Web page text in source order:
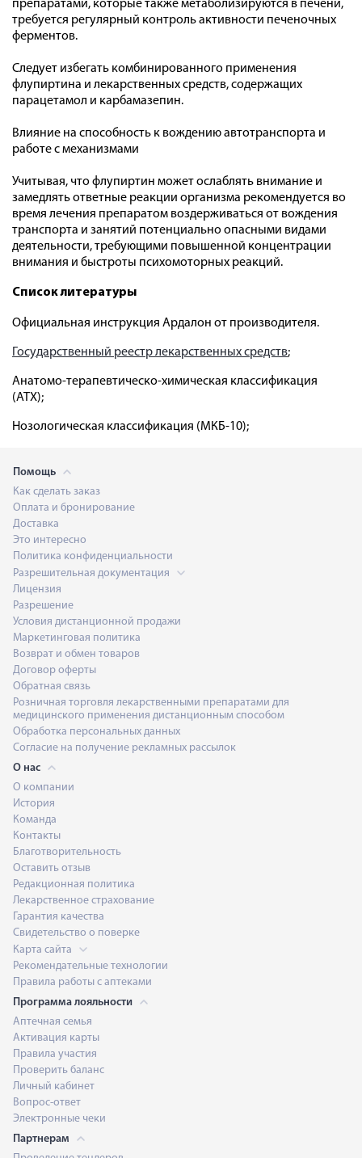
препаратами, которые также метаболизируются в печени,
требуется регулярный контроль активности печеночных
ферментов.
Следует избегать комбинированного применения
флупиртина и лекарственных средств, содержащих
парацетамол и карбамазепин.
Влияние на способность к вождению автотранспорта и
работе с механизмами
Учитывая, что флупиртин может ослаблять внимание и
замедлять ответные реакции организма рекомендуется во
время лечения препаратом воздерживаться от вождения
транспорта и занятий потенциально опасными видами
деятельности, требующими повышенной концентрации
внимания и быстроты психомоторных реакций.
Список литературы
Официальная инструкция Ардалон от производителя.
Государственный реестр лекарственных средств;
Анатомо-терапевтическо-химическая классификация
(ATX);
Нозологическая классификация (МКБ-10);
Помощь
Как сделать заказ
Оплата и бронирование
Доставка
Это интересно
Политика конфиденциальности
Разрешительная документация
Лицензия
Разрешение
Условия дистанционной продажи
Маркетинговая политика
Возврат и обмен товаров
Договор оферты
Обратная связь
Розничная торговля лекарственными препаратами для
медицинского применения дистанционным способом
Обработка персональных данных
Согласие на получение рекламных рассылок
О нас
О компании
История
Команда
Контакты
Благотворительность
Оставить отзыв
Редакционная политика
Лекарственное страхование
Гарантия качества
Свидетельство о поверке
Карта сайта
Рекомендательные технологии
Правила работы с аптеками
Программа лояльности
Аптечная семья
Активация карты
Правила участия
Проверить баланс
Личный кабинет
Вопрос-ответ
Электронные чеки
Партнерам